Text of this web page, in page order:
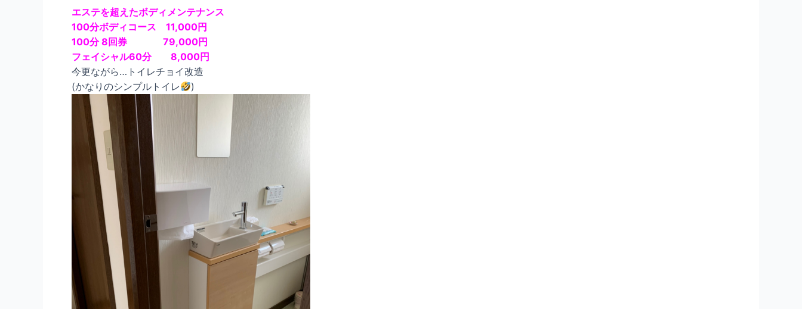
エステを超えたボディメンテナンス
100分ボディコース 11,000円
100分 8回券 79,000円
フェイシャル60分 8,000円
今更ながら…トイレチョイ改造
(かなりのシンプルトイレ
)